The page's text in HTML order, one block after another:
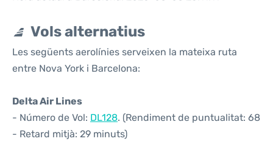
Vols alternatius
Les següents aerolínies serveixen la mateixa ruta
entre Nova York i Barcelona:
Delta Air Lines
- Número de Vol: DL128. (Rendiment de puntualitat: 68
- Retard mitjà: 29 minuts)